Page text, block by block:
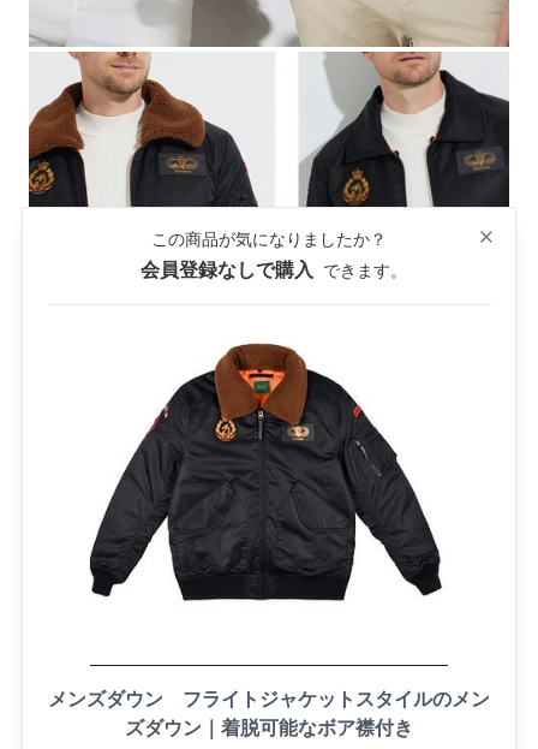
この商品が気になりましたか？
会員登録なしで購入 できます。
メンズダウン フライトジャケットスタイルのメン
ズダウン｜着脱可能なボア襟付き